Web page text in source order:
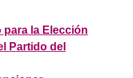
para la Elección
Partido del